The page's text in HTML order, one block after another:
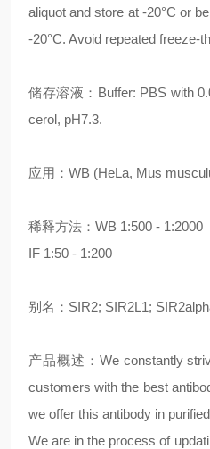
aliquot and store at -20°C or
-20°C. Avoid repeated freeze-
储存溶液：Buffer: PBS with
cerol, pH7.3.
应用：WB (HeLa, Mus
稀释方法：WB 1:500 - 1:2000
IF 1:50 - 1:200
别名：SIR2; SIR2L1;
产品概述：We constantly
customers with the best
we offer this antibody in
We are in the process of